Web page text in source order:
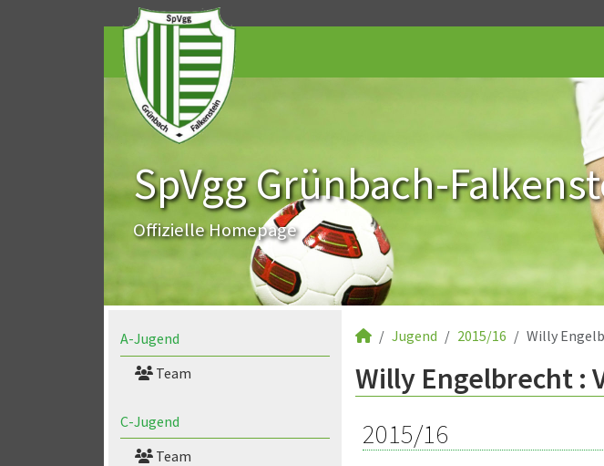
SpVgg Grünbach-
Offizielle Homepage
A-Jugend
Team
C-Jugend
Team
Jugend 2015/16 Willy
Willy Engelbrecht :
2015/16